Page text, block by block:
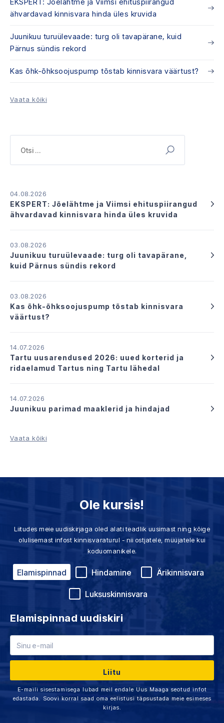
EKSPERT: Jõelähtme ja Viimsi ehituspiirangud
ähvardavad kinnisvara hinda üles kruvida
Juunikuu turuülevaade: turg oli tavapärane, kuid
Pärnus sündis rekord
Kas õhk-õhksoojuspump tõstab kinnisvara väärtust?
Vaata kõiki
04.08.2026
EKSPERT: Jõelähtme ja Viimsi ehituspiirangud
ähvardavad kinnisvara hinda üles kruvida
03.08.2026
Juunikuu turuülevaade: turg oli tavapärane,
kuid Pärnus sündis rekord
03.08.2026
Kas õhk-õhksoojuspump tõstab kinnisvara
väärtust?
14.07.2026
Tartu uusarendused 2026: uued korterid ja
ridaelamud Tartus ning Tartu lähedal
14.07.2026
Juunikuu parimad maaklerid ja hindajad
Vaata kõiki
Ole kursis!
Liitudes meie uudiskirjaga oled alati teadlik uusimast ning kõige
olulisemast infost kinnisvaraturul - nii ostjatele, müüjatele kui
koduomanikele.
Elamispinnad Hindamine Ärikinnisvara
Luksuskinnisvara
Elamispinnad uudiskiri
E-maili sisestamisega lubad meil endale Uus Maaga seotud infot
edastada. Soovi korral saad oma eelistusi täpsustada meie esimeses
kirjas.